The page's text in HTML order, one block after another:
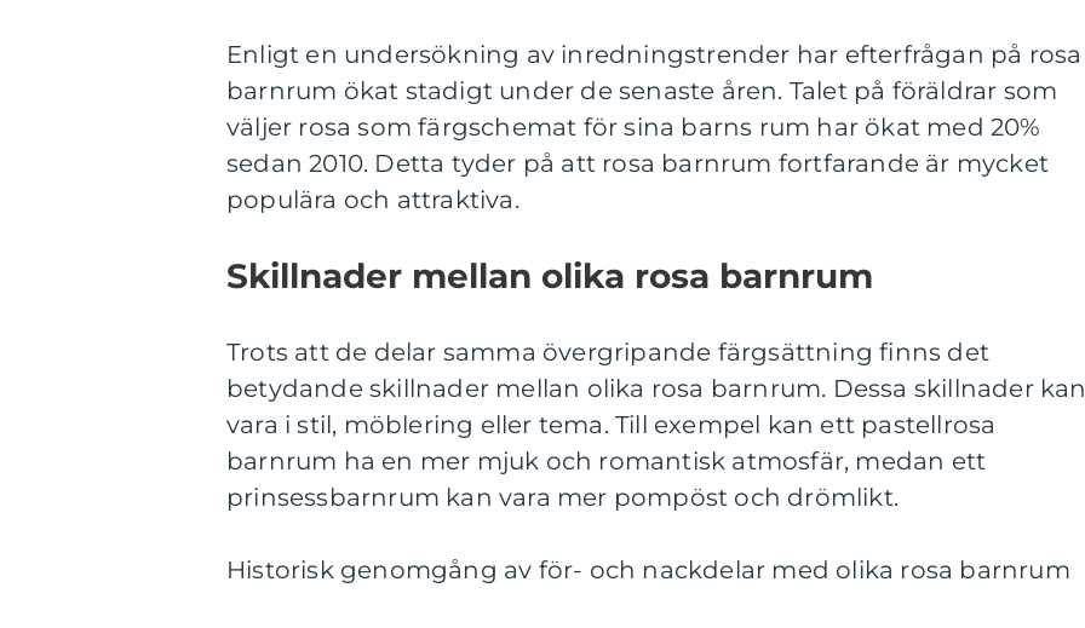
Enligt en undersökning av inredningstrender har efterfrågan på rosa
barnrum ökat stadigt under de senaste åren. Talet på föräldrar som
väljer rosa som färgschemat för sina barns rum har ökat med 20%
sedan 2010. Detta tyder på att rosa barnrum fortfarande är mycket
populära och attraktiva.
Skillnader mellan olika rosa barnrum
Trots att de delar samma övergripande färgsättning finns det
betydande skillnader mellan olika rosa barnrum. Dessa skillnader
vara i stil, möblering eller tema. Till exempel kan ett pastellrosa
barnrum ha en mer mjuk och romantisk atmosfär, medan ett
prinsessbarnrum kan vara mer pompöst och drömlikt.
Historisk genomgång av för- och nackdelar med olika rosa barnrum